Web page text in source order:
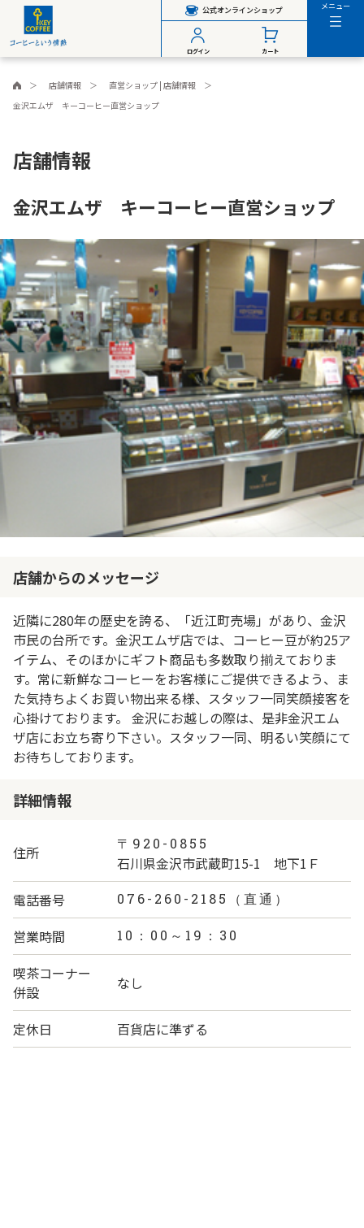
公式オンラインショップ
ログイン カート
メニュー
店舗情報
直営ショップ | 店舗情報
金沢エムザ キーコーヒー直営ショップ
店舗情報
金沢エムザ キーコーヒー直営ショップ
店舗からのメッセージ
近隣に280年の歴史を誇る、「近江町売場」があり、金沢
市民の台所です。金沢エムザ店では、コーヒー豆が約25ア
イテム、そのほかにギフト商品も多数取り揃えておりま
す。常に新鮮なコーヒーをお客様にご提供できるよう、ま
た気持ちよくお買い物出来る様、スタッフ一同笑顔接客を
心掛けております。 金沢にお越しの際は、是非金沢エム
ザ店にお立ち寄り下さい。スタッフ一同、明るい笑顔にて
お待ちしております。
詳細情報
住所 〒920-0855
石川県金沢市武蔵町15-1 地下1Ｆ
電話番号
076-260-2185（直通）
営業時間 10：00～19：30
喫茶コーナー
併設
なし
定休日 百貨店に準ずる